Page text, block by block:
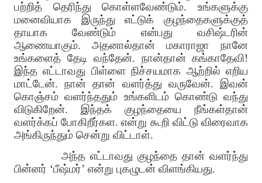
பற்றித் தெரிந்து கொள்ளவேண்டும். உங்களுக்கு
மனைவியாக இருந்து எட்டுக் குழந்தைகளுக்குத்
தாயாக வேண்டும் என்பது வசிஷ்டரின்
ஆணையாகும். அதனால்தான் மகாராஜா நானே
உங்களைத் தேடி வந்தேன். நான்தான் கங்காதேவி!
இந்த எட்டாவது பிள்ளை நிச்சயமாக ஆற்றில் எறிய
மாட்டேன். நான் தான் வளர்த்து வருவேன். இவன்
கொஞ்சம் வளர்ந்ததும் உங்களிடம் கொண்டு வந்து
விடுகிறேன். இந்தக் குழந்தையை நீங்கள்தான்
வளர்க்கப் போகிறீர்கள. என்று கூறி விட்டு விரைவாக
அங்கிருந்தும் சென்று விட்டாள்.
அந்த எட்டாவது குழந்தை தான் வளர்ந்து
பின்னர் ‘பீஷ்மர்’ என்று புகழுடன் விளங்கியது.